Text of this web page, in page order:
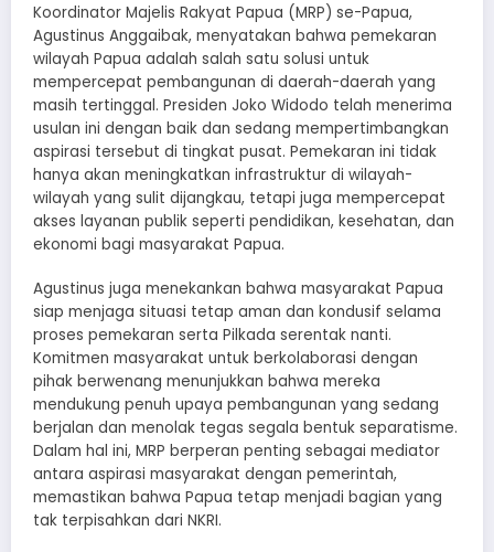
Koordinator Majelis Rakyat Papua (MRP) se-Papua,
Agustinus Anggaibak, menyatakan bahwa pemekaran
wilayah Papua adalah salah satu solusi untuk
mempercepat pembangunan di daerah-daerah yang
masih tertinggal. Presiden Joko Widodo telah menerima
usulan ini dengan baik dan sedang mempertimbangkan
aspirasi tersebut di tingkat pusat. Pemekaran ini tidak
hanya akan meningkatkan infrastruktur di wilayah-
wilayah yang sulit dijangkau, tetapi juga mempercepat
akses layanan publik seperti pendidikan, kesehatan, dan
ekonomi bagi masyarakat Papua.
Agustinus juga menekankan bahwa masyarakat Papua
siap menjaga situasi tetap aman dan kondusif selama
proses pemekaran serta Pilkada serentak nanti.
Komitmen masyarakat untuk berkolaborasi dengan
pihak berwenang menunjukkan bahwa mereka
mendukung penuh upaya pembangunan yang sedang
berjalan dan menolak tegas segala bentuk separatisme.
Dalam hal ini, MRP berperan penting sebagai mediator
antara aspirasi masyarakat dengan pemerintah,
memastikan bahwa Papua tetap menjadi bagian yang
tak terpisahkan dari NKRI.